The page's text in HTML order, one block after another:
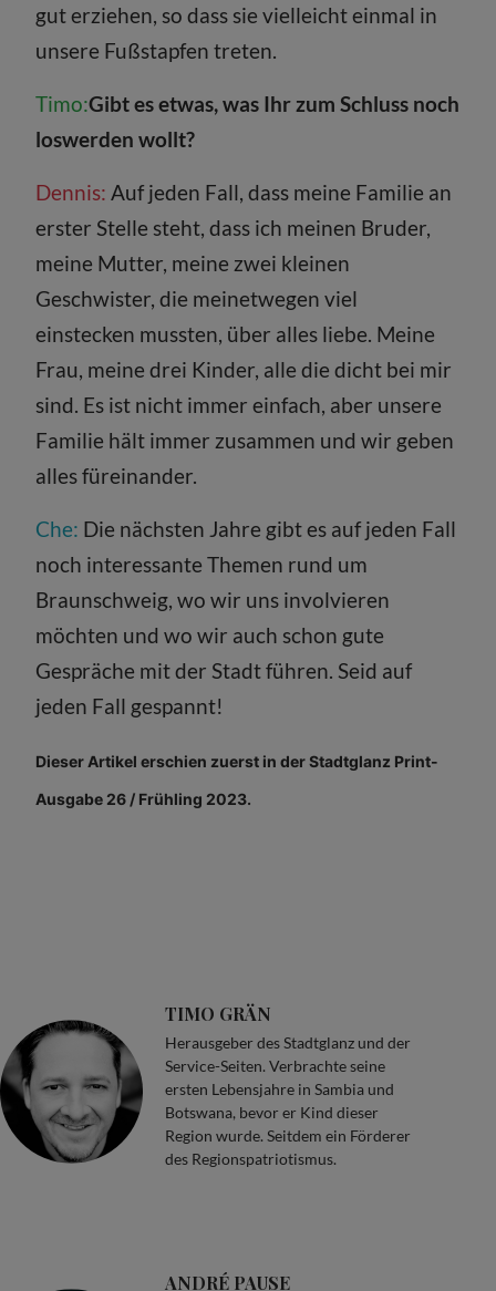
gut erziehen, so dass sie vielleicht einmal in
unsere Fußstapfen treten.
Timo:Gibt es etwas, was Ihr zum Schluss noch
loswerden wollt?
Dennis: Auf jeden Fall, dass meine Familie an
erster Stelle steht, dass ich meinen Bruder,
meine Mutter, meine zwei kleinen
Geschwister, die meinetwegen viel
einstecken mussten, über alles liebe. Meine
Frau, meine drei Kinder, alle die dicht bei mir
sind. Es ist nicht immer einfach, aber unsere
Familie hält immer zusammen und wir geben
alles füreinander.
Che: Die nächsten Jahre gibt es auf jeden Fall
noch interessante Themen rund um
Braunschweig, wo wir uns involvieren
möchten und wo wir auch schon gute
Gespräche mit der Stadt führen. Seid auf
jeden Fall gespannt!
Dieser Artikel erschien zuerst in der Stadtglanz Print-
Ausgabe 26 / Frühling 2023.
TIMO GRÄN
Herausgeber des Stadtglanz und der
Service-Seiten. Verbrachte seine
ersten Lebensjahre in Sambia und
Botswana, bevor er Kind dieser
Region wurde. Seitdem ein Förderer
des Regionspatriotismus.
ANDRÉ PAUSE